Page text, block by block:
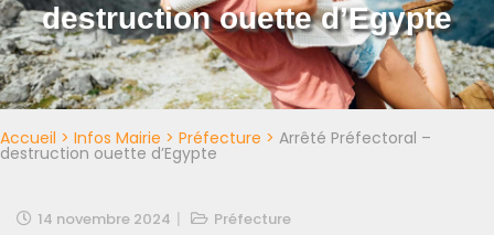
destruction ouette d’Egypte
Accueil > Infos Mairie > Préfecture > Arrêté Préfectoral –
destruction ouette d’Egypte
14 novembre 2024 Préfecture